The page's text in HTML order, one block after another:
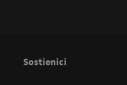
Sostienici